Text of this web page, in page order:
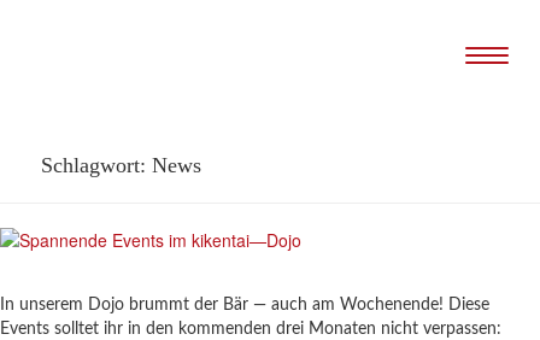
Schlagwort:News
In unserem Dojo brummt der Bär — auch am Wochenende! Diese
Events solltet ihr in den kommenden drei Monaten nicht verpassen: